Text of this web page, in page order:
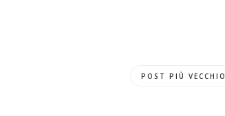
POST PIÙ VECCHIO